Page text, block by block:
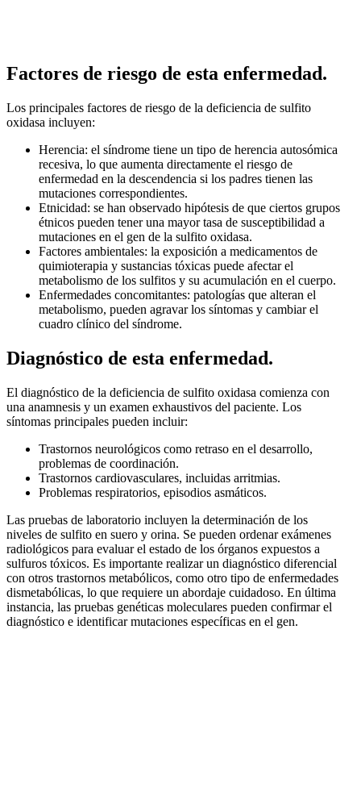
Factores de riesgo de esta enfermedad.
Los principales factores de riesgo de la deficiencia de sulfito
oxidasa incluyen:
Herencia: el síndrome tiene un tipo de herencia autosómica
recesiva, lo que aumenta directamente el riesgo de
enfermedad en la descendencia si los padres tienen las
mutaciones correspondientes.
Etnicidad: se han observado hipótesis de que ciertos grupos
étnicos pueden tener una mayor tasa de susceptibilidad a
mutaciones en el gen de la sulfito oxidasa.
Factores ambientales: la exposición a medicamentos de
quimioterapia y sustancias tóxicas puede afectar el
metabolismo de los sulfitos y su acumulación en el cuerpo.
Enfermedades concomitantes: patologías que alteran el
metabolismo, pueden agravar los síntomas y cambiar el
cuadro clínico del síndrome.
Diagnóstico de esta enfermedad.
El diagnóstico de la deficiencia de sulfito oxidasa comienza con
una anamnesis y un examen exhaustivos del paciente. Los
síntomas principales pueden incluir:
Trastornos neurológicos como retraso en el desarrollo,
problemas de coordinación.
Trastornos cardiovasculares, incluidas arritmias.
Problemas respiratorios, episodios asmáticos.
Las pruebas de laboratorio incluyen la determinación de los
niveles de sulfito en suero y orina. Se pueden ordenar exámenes
radiológicos para evaluar el estado de los órganos expuestos a
sulfuros tóxicos. Es importante realizar un diagnóstico diferencial
con otros trastornos metabólicos, como otro tipo de enfermedades
dismetabólicas, lo que requiere un abordaje cuidadoso. En última
instancia, las pruebas genéticas moleculares pueden confirmar el
diagnóstico e identificar mutaciones específicas en el gen.